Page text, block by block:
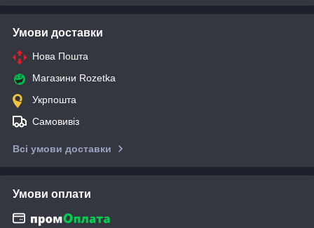
Умови доставки
Нова Пошта
Магазини Rozetka
Укрпошта
Самовивіз
Всі умови доставки
Умови оплати